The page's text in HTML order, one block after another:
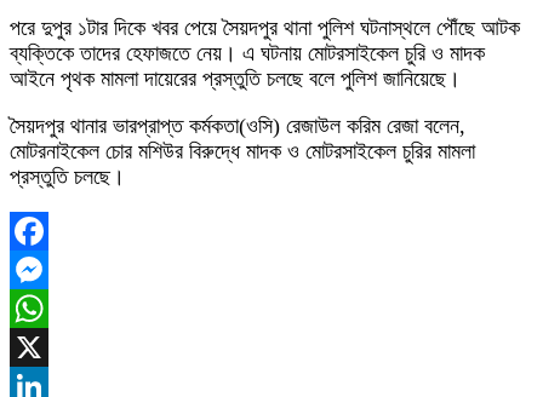
পরে দুপুর ১টার দিকে খবর পেয়ে সৈয়দপুর থানা পুলিশ ঘটনাস্থলে পৌঁছে আটক
ব্যক্তিকে তাদের হেফাজতে নেয়। এ ঘটনায় মোটরসাইকেল চুরি ও মাদক
আইনে পৃথক মামলা দায়েরের প্রস্তুতি চলছে বলে পুলিশ জানিয়েছে।
সৈয়দপুর থানার ভারপ্রাপ্ত কর্মকতা(ওসি) রেজাউল করিম রেজা বলেন,
মোটরনাইকেল চোর মশিউর বিরুদ্ধে মাদক ও মোটরসাইকেল চুরির মামলা
প্রস্তুতি চলছে।
Facebook
Messenger
WhatsApp
X